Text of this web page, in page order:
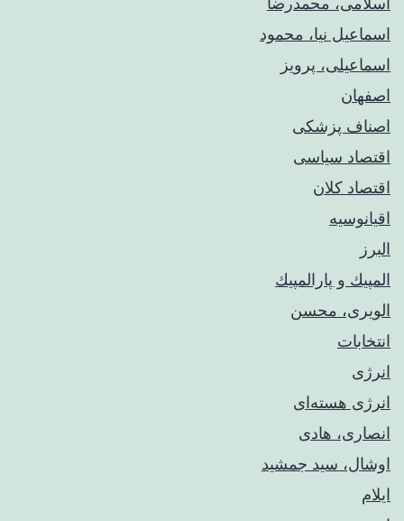
اسماعیل نیا، محمود
اسماعیلی، پرویز
اصفهان
اصناف پزشکی
اقتصاد سیاسی
اقتصاد کلان
اقیانوسیه
البرز
المپيك و پارالمپيك
الویری، محسن
انتخابات
انرژی
انرژی هسته‌ای
انصاری، هادی
اوشال، سید جمشید
ایلام